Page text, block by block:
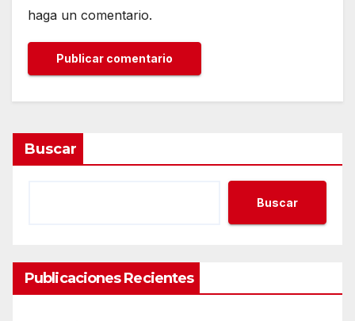
haga un comentario.
Buscar
Buscar
Publicaciones Recientes